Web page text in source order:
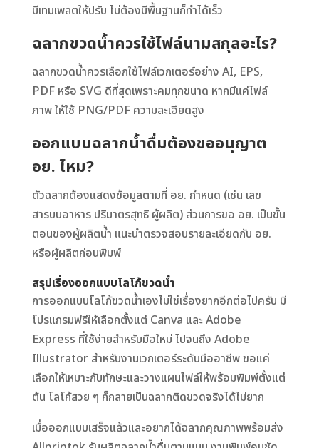
มีเทมเพลตให้ปรับ ไม่ต้องมีพื้นฐานก็ทำได้เร็ว
ฉลากขวดน้ำควรใช้ไฟล์นามสกุลอะไร?
ฉลากขวดน้ำควรเลือกใช้ไฟล์เวกเตอร์อย่าง AI, EPS,
PDF หรือ SVG ดีที่สุดเพราะคมทุกขนาด หากมีแค่ไฟล์
ภาพ ให้ใช้ PNG/PDF ความละเอียดสูง
ออกแบบฉลากน้ำดื่มต้องขออนุญาต
อย. ไหม?
ตัวฉลากต้องแสดงข้อมูลตามที่ อย. กำหนด (เช่น เลข
สารบบอาหาร ปริมาตรสุทธิ ผู้ผลิต) ส่วนการขอ อย. เป็นขั้น
ตอนของผู้ผลิตน้ำ แนะนำตรวจสอบรายละเอียดกับ อย.
หรือผู้ผลิตก่อนพิมพ์
สรุปเรื่องออกแบบโลโก้ขวดน้ำ
การออกแบบโลโก้ขวดน้ำเองไม่ใช่เรื่องยากอีกต่อไปครับ มี
โปรแกรมฟรีให้เลือกตั้งแต่ Canva และ Adobe
Express ที่ใช้ง่ายสำหรับมือใหม่ ไปจนถึง Adobe
Illustrator สำหรับงานเวกเตอร์ระดับมืออาชีพ ขอแค่
เลือกให้เหมาะกับทักษะและวางแผนไฟล์ให้พร้อมพิมพ์ตั้งแต่
ต้น โลโก้สวย ๆ ก็กลายเป็นฉลากติดขวดจริงได้ไม่ยาก
เมื่อออกแบบเสร็จแล้วและอยากได้ฉลากคุณภาพพร้อมส่ง